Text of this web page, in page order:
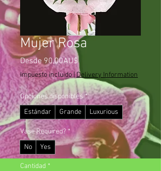
Mujer Rosa
Desde 90,00AU$Precio
de
oferta
Impuesto incluido|Delivery Information
Opciones disponibles *
Estándar
Grande Luxurious
Vase Required? *
No
Yes
Cantidad *